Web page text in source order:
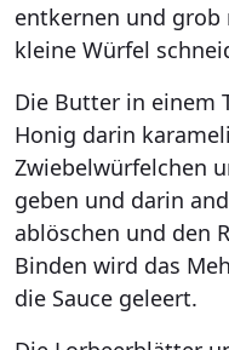
entkernen und grob
kleine Würfel
Die Butter in einem
Honig darin
Zwiebelwürfelchen
geben und darin
ablöschen und den
Binden wird das
die Sauce geleert.